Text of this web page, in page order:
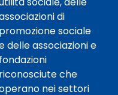
di
promozione sociale
delle associazioni e
fondazioni
riconosciute che
nei settori